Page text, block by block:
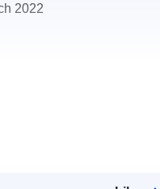
2022